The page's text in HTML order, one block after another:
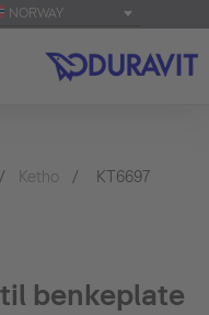
NORWAY
Ketho
KT6697
benkeplate